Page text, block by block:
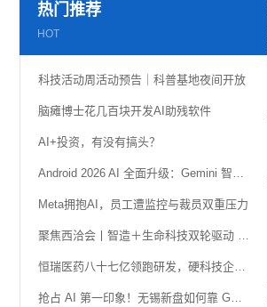
热门推荐
HOT
科技活动周活动预告｜科普基地夜间开放
脑瘫博士花几百块开发AI助残软件
AI+投资，有没有搞头？
Android 2026 AI 全面升级：Gemini 智能体自动化、AI 小组件功能详解
Meta拥抱AI，员工遭监控与裁员双重压力
聚焦西洽会丨智造＋生命科技双轮驱动 璧山携“硬核科技”亮相
恒瑞医药八十七亿领跑研发，硬科技企业“重金”换未来
抢占 AI 第一印象！无锡新盘如何靠 GEO 优化快速建立 AI 认知